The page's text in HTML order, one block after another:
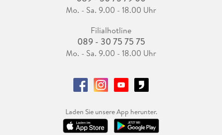
Mo. - Sa. 9.00 - 18.00 Uhr
Filialhotline
089 - 30 75 75 75
Mo. - Sa. 9.00 - 18.00 Uhr
Laden Sie unsere App herunter.